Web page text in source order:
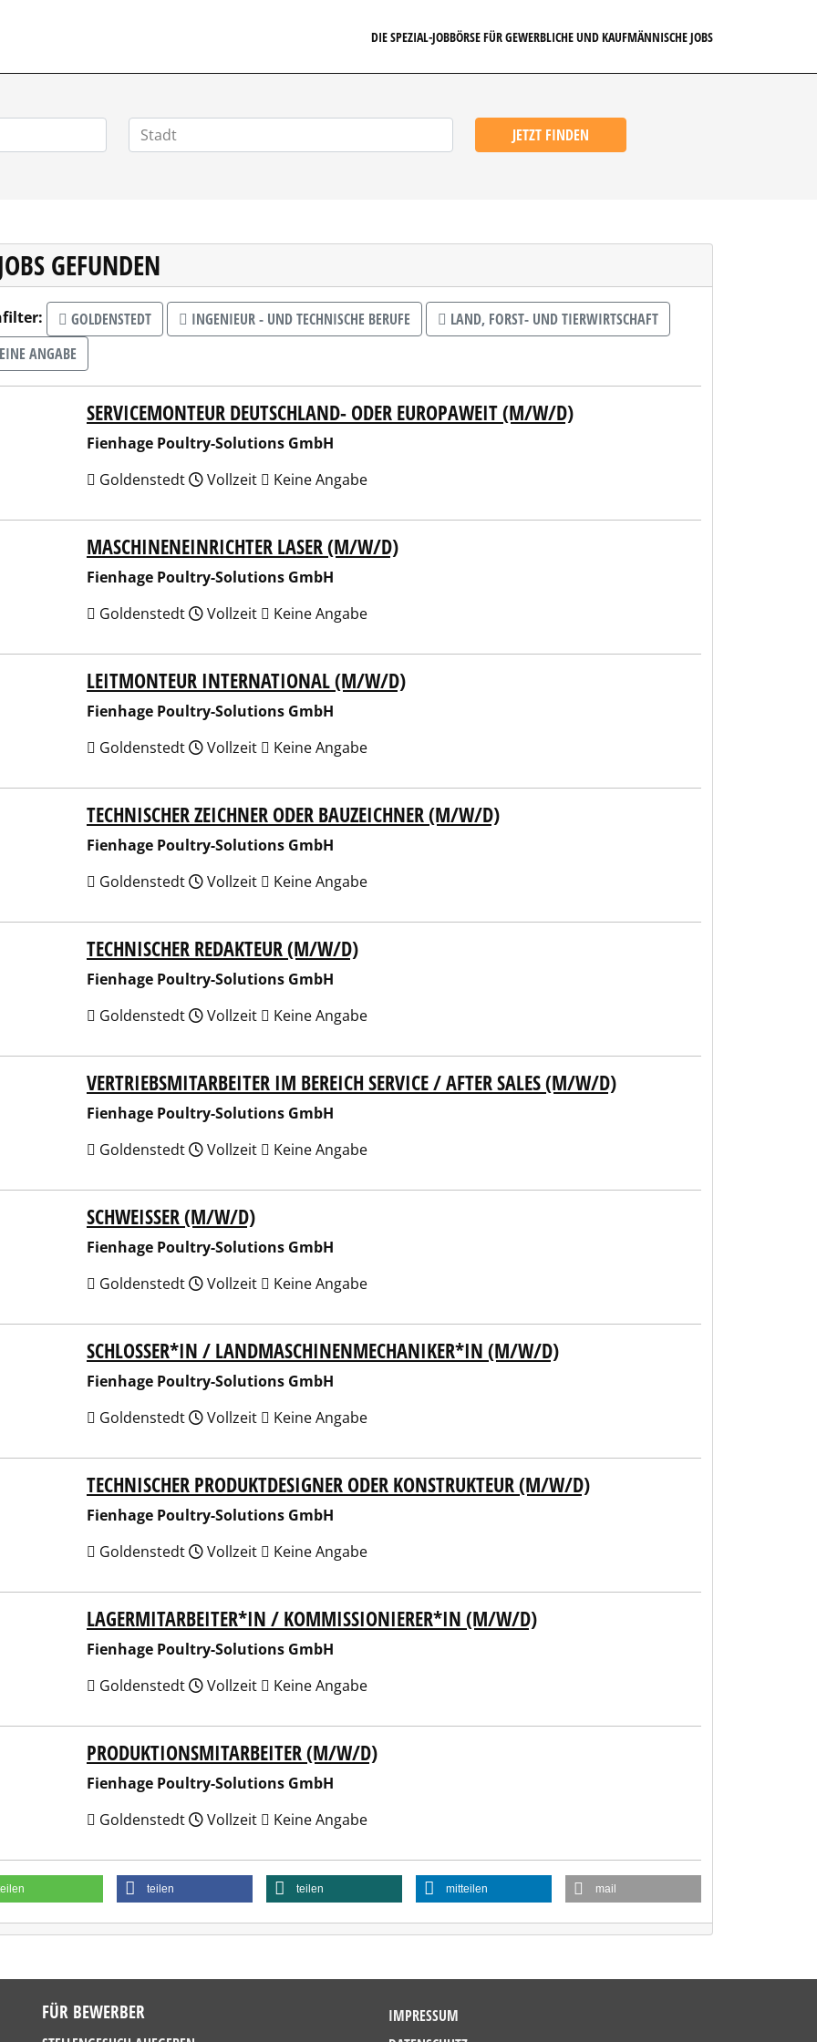
DIE SPEZIAL-JOBBÖRSE FÜR GEWERBLICHE UND KAUFMÄNNISCHE JOBS
JETZT FINDEN
GEFUNDEN
GOLDENSTEDT INGENIEUR - UND TECHNISCHE BERUFE
LAND, FORST- UND TIERWIRTSCHAFT
ANGABE
Poultry-Solutions GmbH
SERVICEMONTEUR DEUTSCHLAND- ODER EUROPAWEIT (M/W/D)
Fienhage Poultry-Solutions GmbH
Goldenstedt
Vollzeit Keine Angabe
Poultry-Solutions GmbH
MASCHINENEINRICHTER LASER (M/W/D)
Fienhage Poultry-Solutions GmbH
Goldenstedt
Vollzeit Keine Angabe
Poultry-Solutions GmbH
LEITMONTEUR INTERNATIONAL (M/W/D)
Fienhage Poultry-Solutions GmbH
Goldenstedt
Vollzeit Keine Angabe
Poultry-Solutions GmbH
TECHNISCHER ZEICHNER ODER BAUZEICHNER (M/W/D)
Fienhage Poultry-Solutions GmbH
Goldenstedt
Vollzeit Keine Angabe
Poultry-Solutions GmbH
TECHNISCHER REDAKTEUR (M/W/D)
Fienhage Poultry-Solutions GmbH
Goldenstedt
Vollzeit Keine Angabe
Poultry-Solutions GmbH
VERTRIEBSMITARBEITER IM BEREICH SERVICE / AFTER SALES (M/W/D)
Fienhage Poultry-Solutions GmbH
Goldenstedt
Vollzeit Keine Angabe
Poultry-Solutions GmbH
SCHWEISSER (M/W/D)
Fienhage Poultry-Solutions GmbH
Goldenstedt
Vollzeit Keine Angabe
Poultry-Solutions GmbH
SCHLOSSER*IN / LANDMASCHINENMECHANIKER*IN (M/W/D)
Fienhage Poultry-Solutions GmbH
Goldenstedt
Vollzeit Keine Angabe
Poultry-Solutions GmbH
TECHNISCHER PRODUKTDESIGNER ODER KONSTRUKTEUR (M/W/D)
Fienhage Poultry-Solutions GmbH
Goldenstedt
Vollzeit Keine Angabe
Poultry-Solutions GmbH
LAGERMITARBEITER*IN / KOMMISSIONIERER*IN (M/W/D)
Fienhage Poultry-Solutions GmbH
Goldenstedt
Vollzeit Keine Angabe
Poultry-Solutions GmbH
PRODUKTIONSMITARBEITER (M/W/D)
Fienhage Poultry-Solutions GmbH
Goldenstedt
Vollzeit Keine Angabe
teilen teilen mitteilen mail
FÜR BEWERBER
IMPRESSUM